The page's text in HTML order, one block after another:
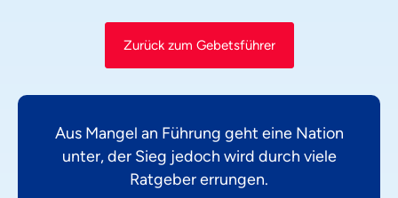
Zurück zum Gebetsführer
Aus Mangel an Führung geht eine Nation
unter, der Sieg jedoch wird durch viele
Ratgeber errungen.